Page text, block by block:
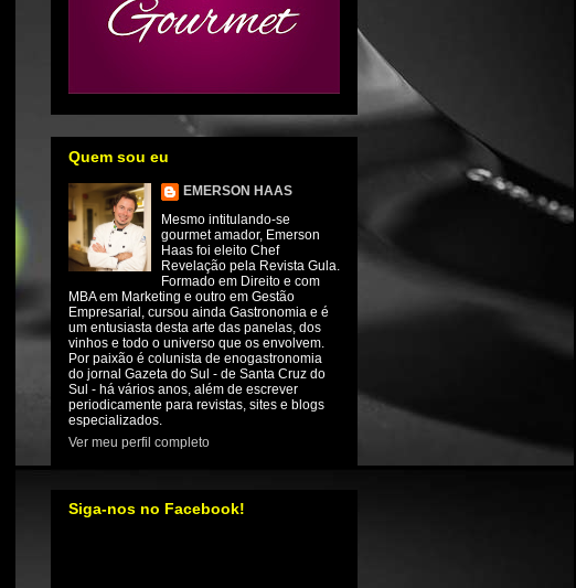
Quem sou eu
EMERSON HAAS
Mesmo intitulando-se
gourmet amador, Emerson
Haas foi eleito Chef
Revelação pela Revista Gula.
Formado em Direito e com
MBA em Marketing e outro em Gestão
Empresarial, cursou ainda Gastronomia e é
um entusiasta desta arte das panelas, dos
vinhos e todo o universo que os envolvem.
Por paixão é colunista de enogastronomia
do jornal Gazeta do Sul - de Santa Cruz do
Sul - há vários anos, além de escrever
periodicamente para revistas, sites e blogs
especializados.
Ver meu perfil completo
Siga-nos no Facebook!